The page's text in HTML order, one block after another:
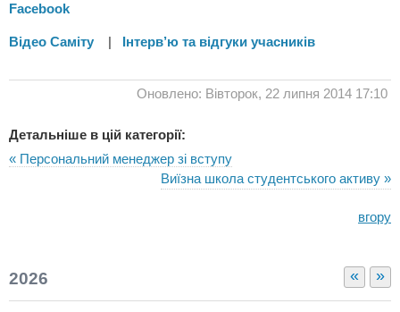
Facebook
Відео Саміту | Інтерв’ю та відгуки учасників
Оновлено: Вівторок, 22 липня 2014 17:10
Детальніше в цій категорії:
« Персональний менеджер зі вступу
Виїзна школа студентського активу »
вгору
« »
2026